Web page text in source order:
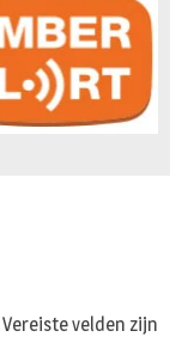
Vereiste velden zijn